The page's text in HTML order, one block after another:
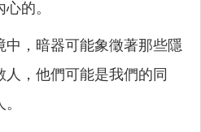
的。
中，暗器可能象徵著那些隱
，他們可能是我們的同